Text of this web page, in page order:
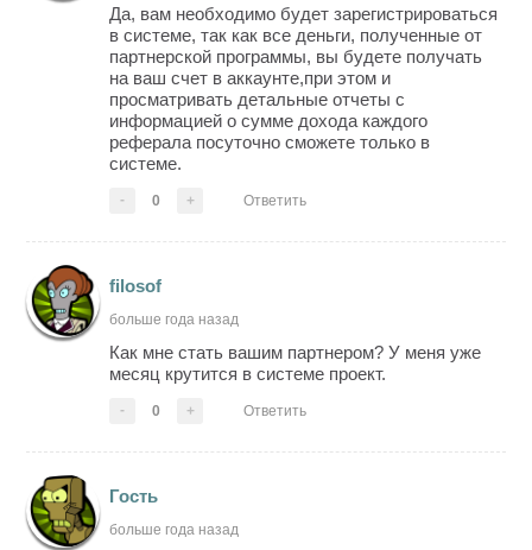
Да, вам необходимо будет зарегистрироваться
в системе, так как все деньги, полученные от
партнерской программы, вы будете получать
на ваш счет в аккаунте,при этом и
просматривать детальные отчеты с
информацией о сумме дохода каждого
реферала посуточно сможете только в
системе.
- 0 + Ответить
filosof
больше года назад
Как мне стать вашим партнером? У меня уже
месяц крутится в системе проект.
- 0 + Ответить
Гость
больше года назад